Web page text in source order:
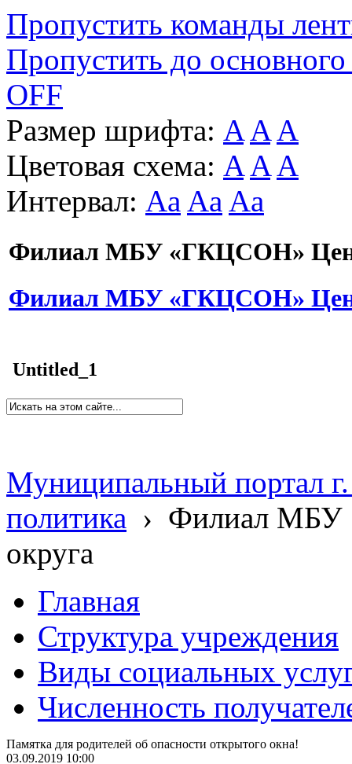
Пропустить команды
Пропустить до основного
OFF
Размер шрифта: A A A
Цветовая схема: A A A
Интервал: Aa Aa Aa
Филиал МБУ «ГКЦСОН»
Филиал МБУ «ГКЦСОН»
Untitled_1
Муниципальный портал
политика › Филиал МБУ
округа
Главная
Структура учреждения
Виды социальных
Численность
Памятка для родителей об опасности открытого окна!
03.09.2019 10:00